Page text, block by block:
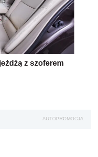
z szoferem
AUTOPROMOCJA